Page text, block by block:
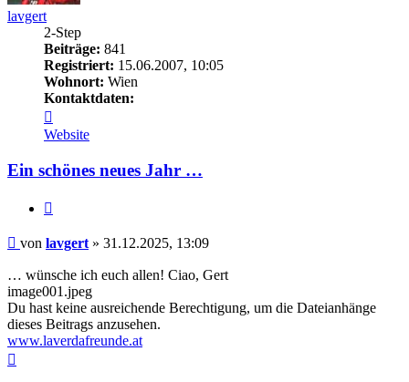
lavgert
2-Step
Beiträge: 841
Registriert: 15.06.2007, 10:05
Wohnort: Wien
Kontaktdaten:
von
lavgert
Website
Ein schönes neues Jahr …
Beitrag
von lavgert » 31.12.2025, 13:09
… wünsche ich euch allen! Ciao, Gert
image001.jpeg
Du hast keine ausreichende Berechtigung, um die Dateianhänge
dieses Beitrags anzusehen.
www.laverdafreunde.at